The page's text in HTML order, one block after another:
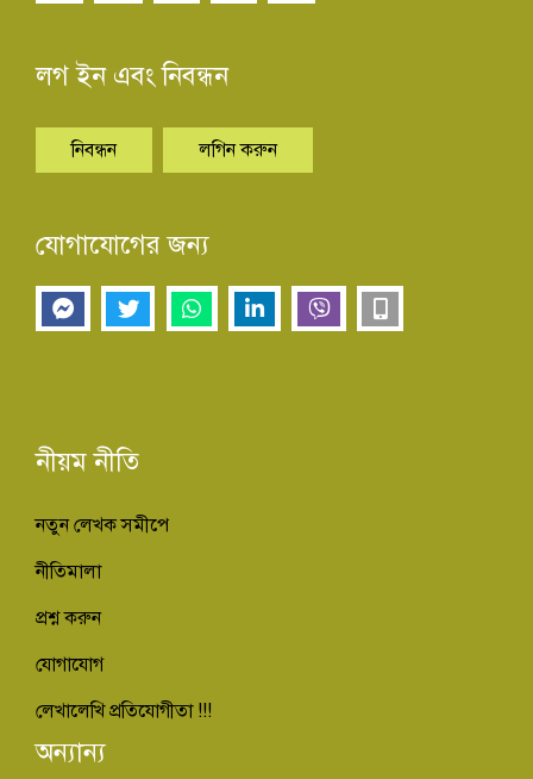
লগ ইন এবং নিবন্ধন
নিবন্ধন লগিন করুন
যোগাযোগের জন্য
নীয়ম নীতি
নতুন লেখক সমীপে
নীতিমালা
প্রশ্ন করুন
যোগাযোগ
লেখালেখি প্রতিযোগীতা !!!
অন্যান্য